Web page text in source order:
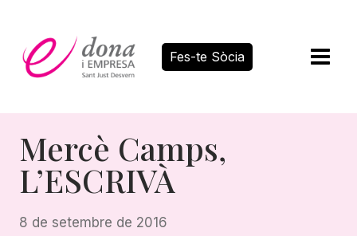
contingut
Fes-te Sòcia
Mercè Camps,
L’ESCRIVÀ
8 de setembre de 2016